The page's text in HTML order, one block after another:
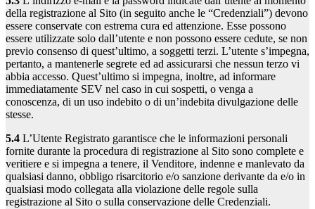
della registrazione al Sito (in seguito anche le “Credenziali”) devono
essere conservate con estrema cura ed attenzione. Esse possono
essere utilizzate solo dall’utente e non possono essere cedute, se non
previo consenso di quest’ultimo, a soggetti terzi. L’utente s’impegna,
pertanto, a mantenerle segrete ed ad assicurarsi che nessun terzo vi
abbia accesso. Quest’ultimo si impegna, inoltre, ad informare
immediatamente SEV nel caso in cui sospetti, o venga a
conoscenza, di un uso indebito o di un’indebita divulgazione delle
stesse.
5.4 L’Utente Registrato garantisce che le informazioni personali
fornite durante la procedura di registrazione al Sito sono complete e
veritiere e si impegna a tenere, il Venditore, indenne e manlevato da
qualsiasi danno, obbligo risarcitorio e/o sanzione derivante da e/o in
qualsiasi modo collegata alla violazione delle regole sulla
registrazione al Sito o sulla conservazione delle Credenziali.